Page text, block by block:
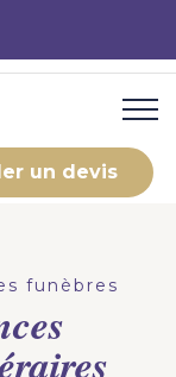
un devis
répondre
funèbres